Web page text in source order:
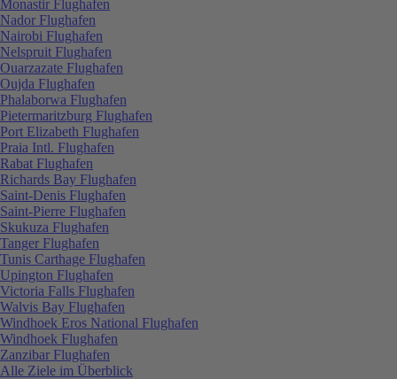
Monastir Flughafen
Nador Flughafen
Nairobi Flughafen
Nelspruit Flughafen
Ouarzazate Flughafen
Oujda Flughafen
Phalaborwa Flughafen
Pietermaritzburg Flughafen
Port Elizabeth Flughafen
Praia Intl. Flughafen
Rabat Flughafen
Richards Bay Flughafen
Saint-Denis Flughafen
Saint-Pierre Flughafen
Skukuza Flughafen
Tanger Flughafen
Tunis Carthage Flughafen
Upington Flughafen
Victoria Falls Flughafen
Walvis Bay Flughafen
Windhoek Eros National Flughafen
Windhoek Flughafen
Zanzibar Flughafen
Alle Ziele im Überblick